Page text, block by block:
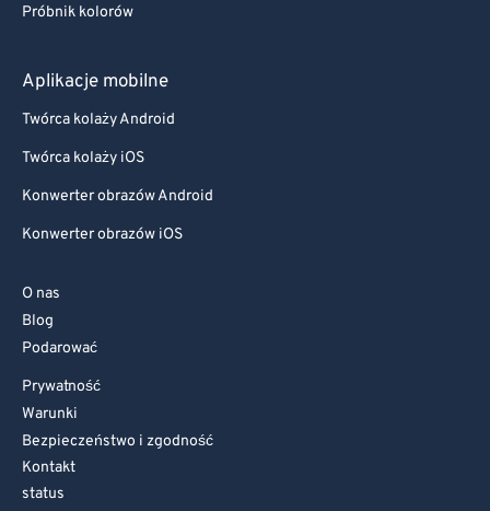
Próbnik kolorów
Aplikacje mobilne
Twórca kolaży Android
Twórca kolaży iOS
Konwerter obrazów Android
Konwerter obrazów iOS
O nas
Blog
Podarować
Prywatność
Warunki
Bezpieczeństwo i zgodność
Kontakt
status